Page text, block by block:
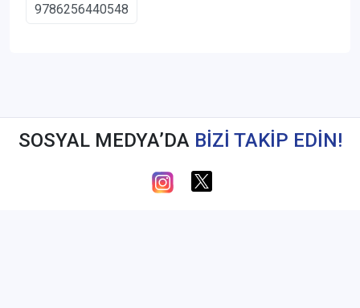
9786256440548
SOSYAL MEDYA’DA BİZİ TAKİP EDİN!